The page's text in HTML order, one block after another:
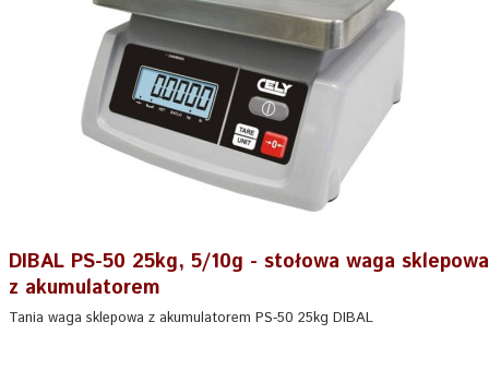
DIBAL PS-50 25kg, 5/10g - stołowa waga sklepowa
z akumulatorem
Tania waga sklepowa z akumulatorem PS-50 25kg DIBAL